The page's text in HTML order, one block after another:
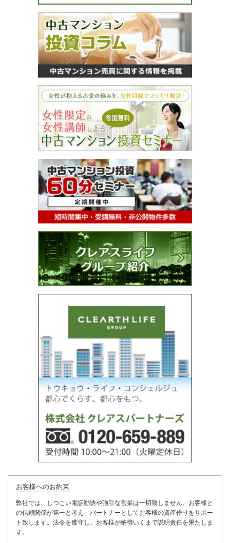
お客様へのお約束
弊社では、しつこい電話勧誘や強引な営業は一切致しません。お客様と
の信頼関係が第一と考え、パートナーとしてお客様の資産作りをサポー
ト致します。法令を遵守し、お客様が納得いくまで説明責任を果たしま
す。